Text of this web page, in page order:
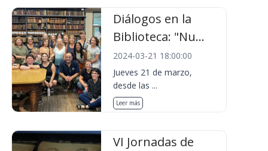
Diálogos en la
Biblioteca: "Nu...
2024-03-21 18:00:00
Jueves 21 de marzo,
desde las ...
Leer más
VI Jornadas de